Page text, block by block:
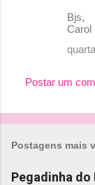
Bjs,
Carol
Postar um
Postagens mais
Pegadinha